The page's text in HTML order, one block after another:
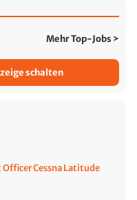
Mehr Top-Jobs >
schalten
Cessna Latitude